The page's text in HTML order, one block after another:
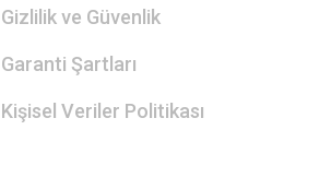
Gizlilik ve Güvenlik
Garanti Şartları
Kişisel Veriler Politikası